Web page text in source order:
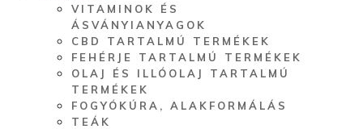
VITAMINOK ÉS
ÁSVÁNYIANYAGOK
CBD TARTALMÚ TERMÉKEK
FEHÉRJE TARTALMÚ TERMÉKEK
OLAJ ÉS ILLÓOLAJ TARTALMÚ
TERMÉKEK
FOGYÓKÚRA, ALAKFORMÁLÁS
TEÁK